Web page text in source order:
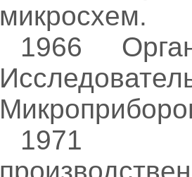
микросхем.
1966
1971